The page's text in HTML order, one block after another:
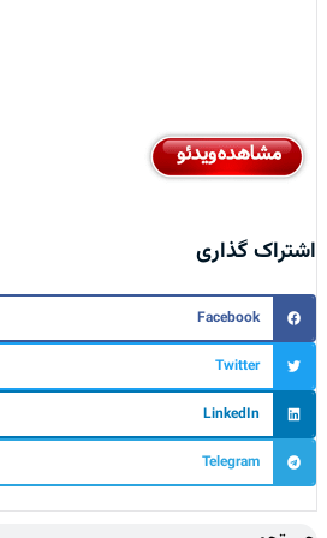
اشتراک گذاری
Facebook
Twitter
LinkedIn
Telegram